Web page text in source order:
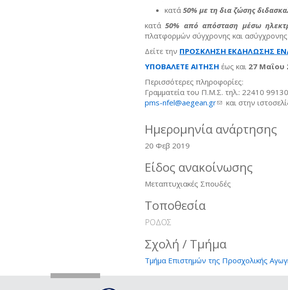
κατά 50% με τη δια ζώσης
κατά50% από απόσταση μέσω
πλατφορμών σύγχρονης και ασύγχρονης
Δείτε την ΠΡΟΣΚΛΗΣΗ ΕΚΔΗΛΩΣΗΣ
ΥΠΟΒΑΛΕΤΕ ΑΙΤΗΣΗ έως και 27 Μαΐου
Περισσότερες πληροφορίες:
Γραμματεία του Π.Μ.Σ. τηλ.: 22410
pms-nfel@aegean.gr(link sends e-mail)
και στην
Ημερομηνία ανάρτησης
20 Φεβ 2019
Είδος ανακοίνωσης
Μεταπτυχιακές Σπουδές
Τοποθεσία
ΡΟΔΟΣ
Σχολή / Τμήμα
Τμήμα Επιστημών της Προσχολικής